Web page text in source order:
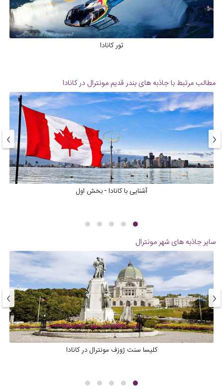
تور کانادا
مطالب مرتبط با جاذبه های بندر قدیم مونترال در کانادا
آشنایی با کانادا - بخش اول
‹
›
سایر جاذبه های شهرمونترال
کلیسا سنت ژوزف مونترال در کانادا
‹
›